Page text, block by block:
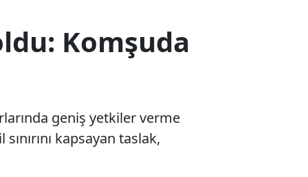
Komşuda
geniş yetkiler verme
kapsayan taslak,